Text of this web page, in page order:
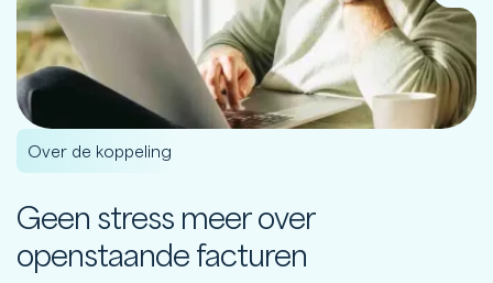
Over de koppeling
Geen stress meer over
openstaande facturen